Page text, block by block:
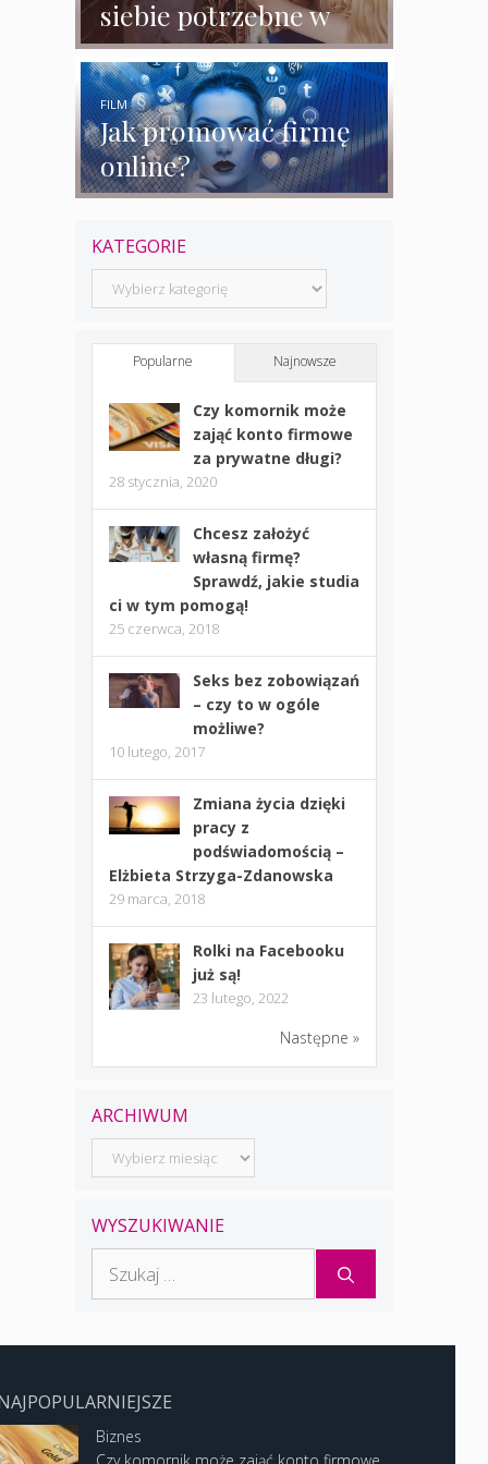
siebie potrzebne w
biznesie?
Jak promować firmę
online?
FILM
KATEGORIE
Kategorie
Popularne Najnowsze
Czy komornik może
zająć konto firmowe
za prywatne długi?
28 stycznia, 2020
Chcesz założyć
własną firmę?
Sprawdź, jakie studia
ci w tym pomogą!
25 czerwca, 2018
Seks bez zobowiązań
– czy to w ogóle
możliwe?
10 lutego, 2017
Zmiana życia dzięki
pracy z
podświadomością –
Elżbieta Strzyga-Zdanowska
29 marca, 2018
Rolki na Facebooku
już są!
23 lutego, 2022
Następne »
ARCHIWUM
Archiwum
WYSZUKIWANIE
Biznes